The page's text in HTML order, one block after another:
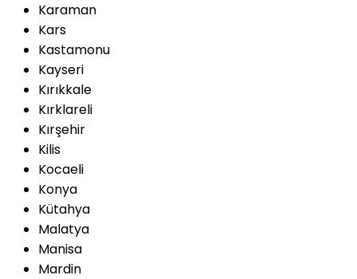
Karaman
Kars
Kastamonu
Kayseri
Kırıkkale
Kırklareli
Kırşehir
Kilis
Kocaeli
Konya
Kütahya
Malatya
Manisa
Mardin